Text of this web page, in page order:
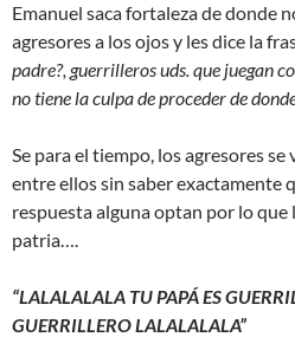
Emanuel saca fortaleza de donde
agresores a los ojos y les dice la
padre?, guerrilleros uds. que juegan
no tiene la culpa de proceder de
Se para el tiempo, los agresores
entre ellos sin saber exactamente
respuesta alguna optan por lo que
patria….
“LALALALALA TU PAPÁ ES
GUERRILLERO LALALALALA”